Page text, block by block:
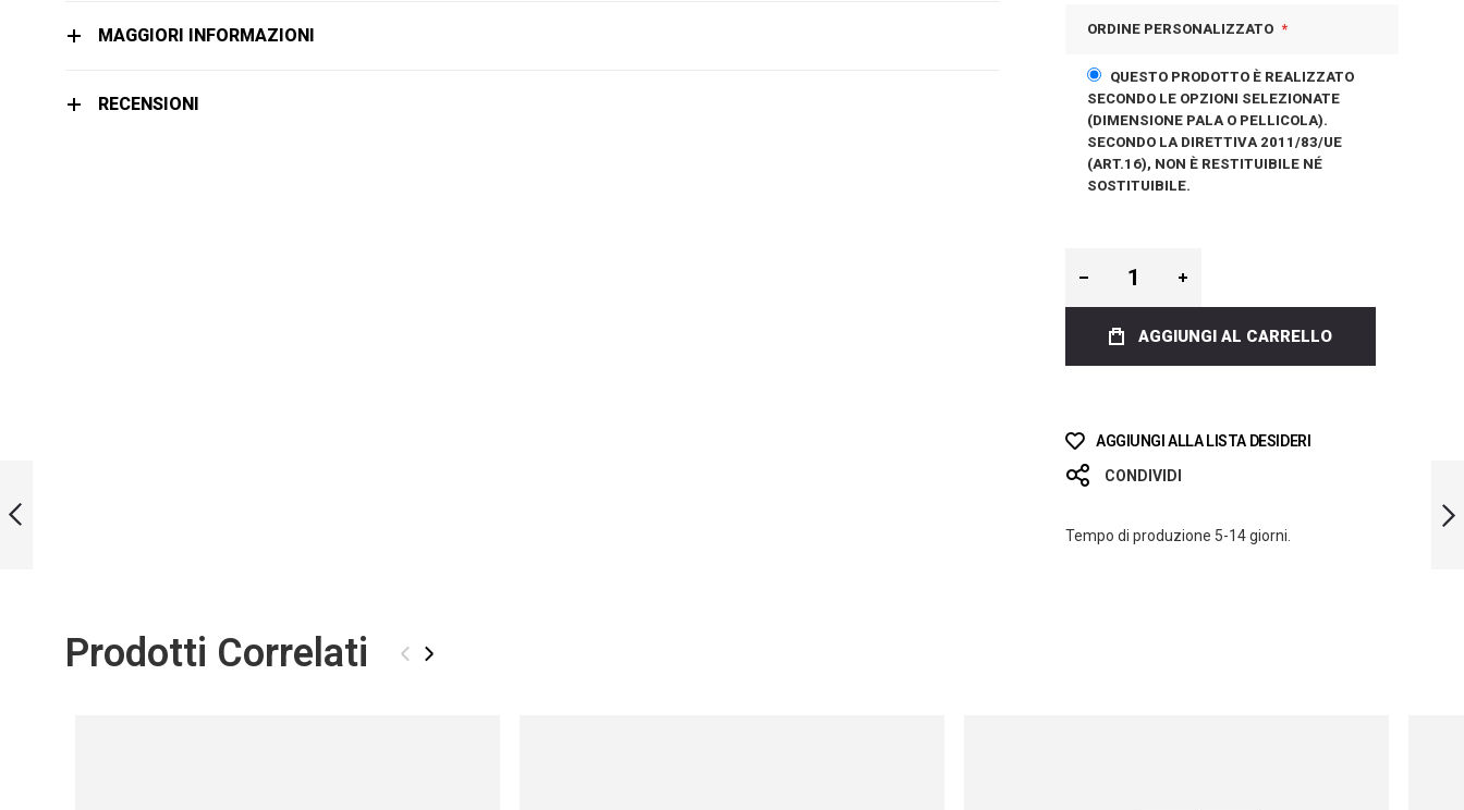
MAGGIORI INFORMAZIONI
RECENSIONI
ORDINE PERSONALIZZATO
QUESTO PRODOTTO È REALIZZATO
SECONDO LE OPZIONI SELEZIONATE
(DIMENSIONE PALA O PELLICOLA).
SECONDO LA DIRETTIVA 2011/83/UE
(ART.16), NON È RESTITUIBILE NÉ
SOSTITUIBILE.
AGGIUNGI AL CARRELLO
AGGIUNGI ALLA LISTA DESIDERI
CONDIVIDI
Tempo di produzione 5-14 giorni.
Prodotti Correlati ‹ ›